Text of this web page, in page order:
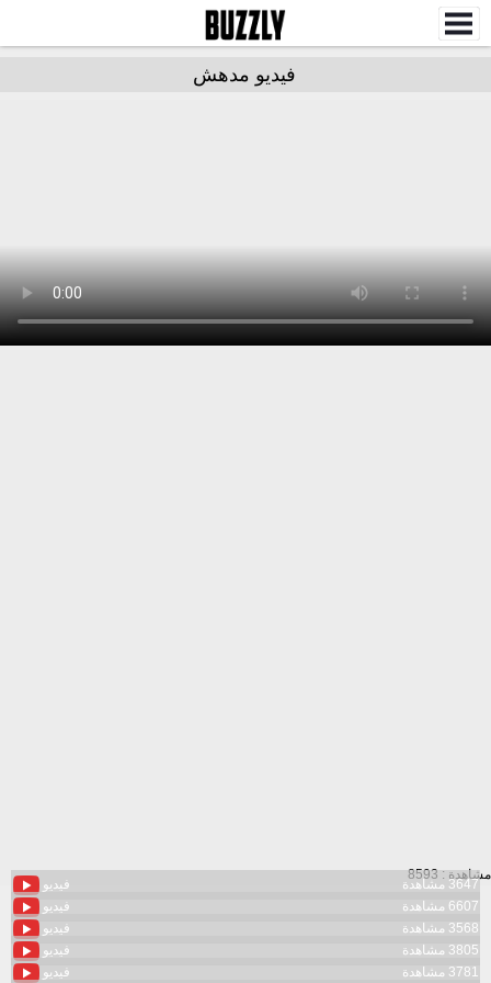
فيديو مدهش
مشاهدة : 8593
فيديو
3647 مشاهدة
فيديو
6607 مشاهدة
فيديو
3568 مشاهدة
فيديو
3805 مشاهدة
فيديو
3781 مشاهدة